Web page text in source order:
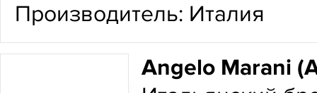
Производитель: Италия
Angelo Marani